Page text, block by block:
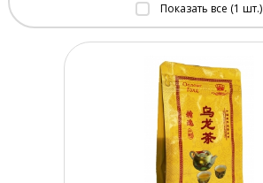
Показать все (1 шт.)